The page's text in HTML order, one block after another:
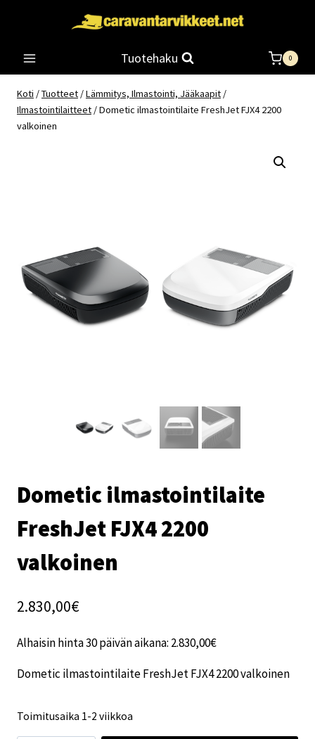
Tuotehaku 0
Koti /Tuotteet /Lämmitys, Ilmastointi, Jääkaapit /
Ilmastointilaitteet /Dometic ilmastointilaite FreshJet FJX4 2200
valkoinen
Dometic ilmastointilaite
FreshJet FJX4 2200
valkoinen
2.830,00€
Alhaisin hinta 30 päivän aikana: 2.830,00€
Dometic ilmastointilaite FreshJet FJX4 2200 valkoinen
Toimitusaika 1-2 viikkoa